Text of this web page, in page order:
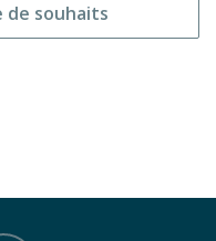
de souhaits